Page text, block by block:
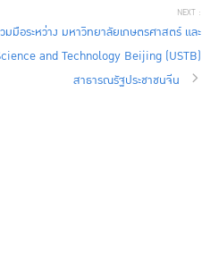
มมือระหว่าง มหาวิทยาลัยเกษตรศาสตร์ และ
and Technology Beijing (USTB)
สาธารณรัฐประชาชนจีน